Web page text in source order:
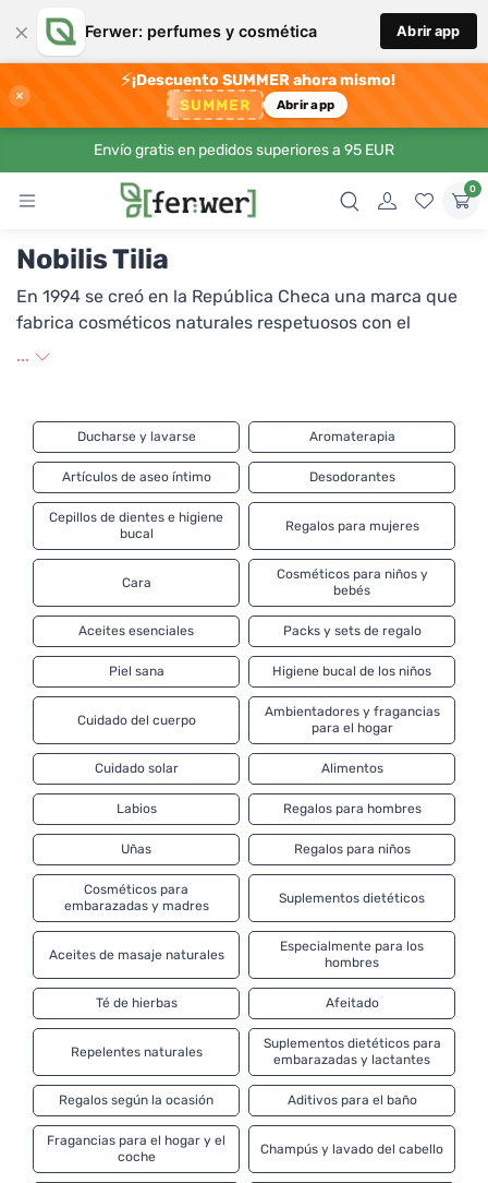
× Ferwer: perfumes y cosmética Abrir app
×
⚡¡Descuento SUMMER ahora mismo!
SUMMER Abrir app
Envío gratis en pedidos superiores a 95 EUR
0
Nobilis Tilia
En 1994 se creó en la República Checa una marca que
fabrica cosméticos naturales respetuosos con el
cuerpo y la naturaleza. Respetando las plantas y
productos cosméticos para niños y adultos. Los aceites
esenciales son una parte importante de cada producto.
La aromaterapia puede tener un efecto muy
beneficioso en nuestro bienestar mental y físico y
Nobilis Tilia se complace en aprovecharlo. Cada uso de
este cosmético es un ritual tan agradable que traerá
armonía y paz a su vida. En el surtido de Ferwer
encontrará aceites vegetales naturales puros, barritas
de inhalación, cosméticos para bebés o aceites
esenciales puros que puede utilizar en una
aromaterapia o un difusor, pero también en cosméticos
de elaboración propia.
...
Ducharse y lavarse Aromaterapia
Artículos de aseo íntimo Desodorantes
Cepillos de dientes e higiene
bucal
Regalos para mujeres
Cara
Cosméticos para niños y
bebés
Aceites esenciales Packs y sets de regalo
Piel sana Higiene bucal de los niños
Cuidado del cuerpo
Ambientadores y fragancias
para el hogar
Cuidado solar Alimentos
Labios Regalos para hombres
Uñas Regalos para niños
Cosméticos para
embarazadas y madres
Suplementos dietéticos
Aceites de masaje naturales
Especialmente para los
hombres
Té de hierbas Afeitado
Repelentes naturales
Suplementos dietéticos para
embarazadas y lactantes
Regalos según la ocasión Aditivos para el baño
Fragancias para el hogar y el
coche
Champús y lavado del cabello